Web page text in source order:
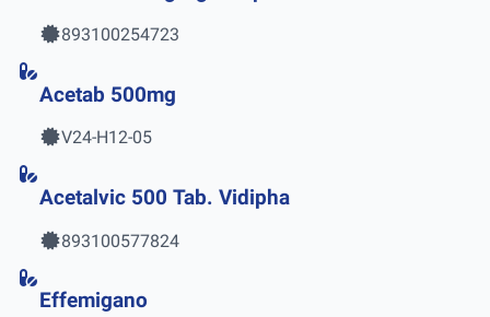
893100254723
Acetab 500mg
V24-H12-05
Acetalvic 500 Tab. Vidipha
893100577824
Effemigano